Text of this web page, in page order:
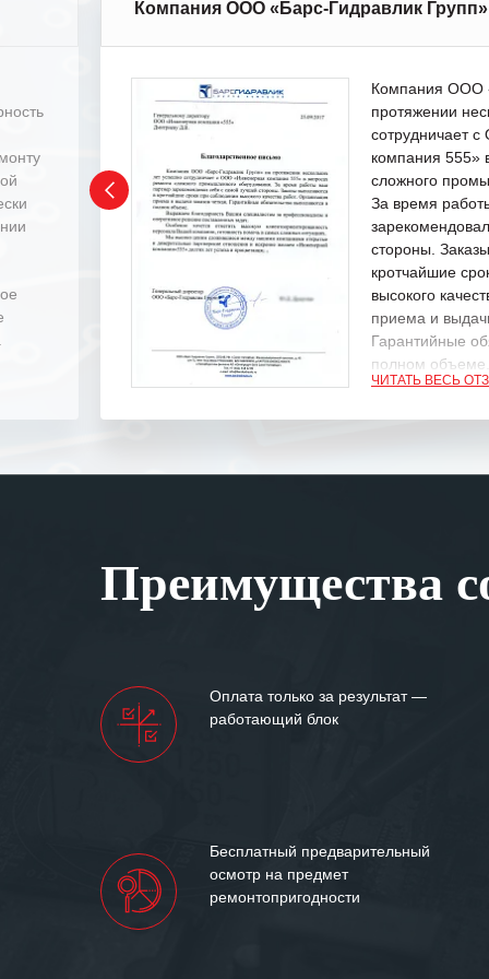
Компания ООО «Барс-Гидравлик Групп»
Компания ООО
протяжении
сотрудничает
компания 555»
сложного
За время
стороны.
кротчайшие
высокого
приема и
Гарантийные
полном объеме.
Мы высоко
«555» долгих
ЧИТАТЬ ВЕСЬ
Преимущества
Оплата только за результат —
работающий блок
Бесплатный предварительный
осмотр на предмет
ремонтопригодности